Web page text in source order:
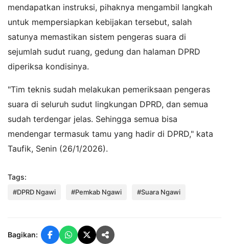
mendapatkan instruksi, pihaknya mengambil langkah
untuk mempersiapkan kebijakan tersebut, salah
satunya memastikan sistem pengeras suara di
sejumlah sudut ruang, gedung dan halaman DPRD
diperiksa kondisinya.
"Tim teknis sudah melakukan pemeriksaan pengeras
suara di seluruh sudut lingkungan DPRD, dan semua
sudah terdengar jelas. Sehingga semua bisa
mendengar termasuk tamu yang hadir di DPRD," kata
Taufik, Senin (26/1/2026).
Tags:
#DPRD Ngawi #Pemkab Ngawi #Suara Ngawi
Bagikan: